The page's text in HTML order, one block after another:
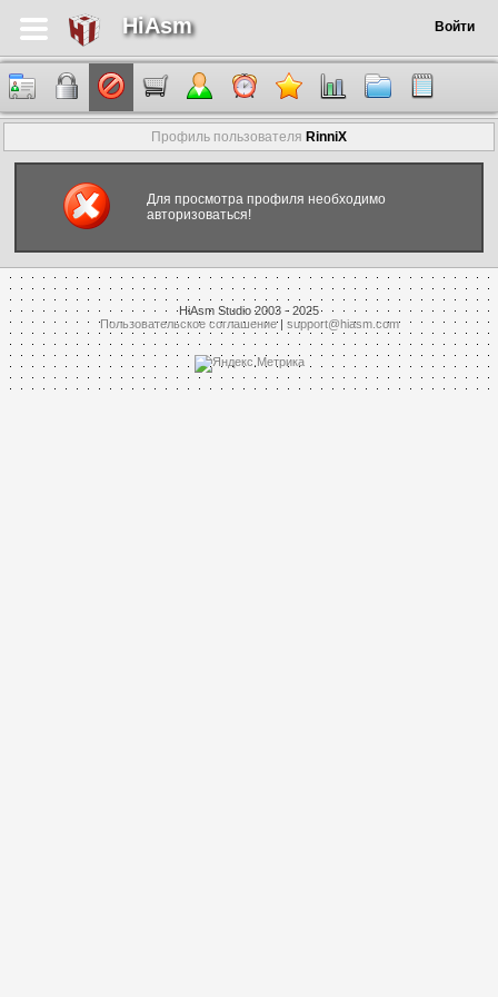
HiAsm Войти
Профиль пользователя RinniX
Для просмотра профиля необходимо
авторизоваться!
HiAsm Studio 2003 - 2025
Пользовательское соглашение| support@hiasm.com